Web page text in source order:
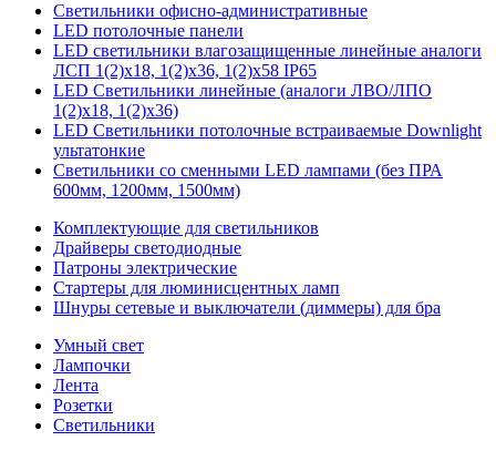
Светильники офисно-административные
LED потолочные панели
LED светильники влагозащищенные линейные аналоги
ЛСП 1(2)х18, 1(2)х36, 1(2)х58 IP65
LED Светильники линейные (аналоги ЛВО/ЛПО
1(2)х18, 1(2)х36)
LED Светильники потолочные встраиваемые Downlight
ультатонкие
Светильники со сменными LED лампами (без ПРА
600мм, 1200мм, 1500мм)
Комплектующие для светильников
Драйверы светодиодные
Патроны электрические
Стартеры для люминисцентных ламп
Шнуры сетевые и выключатели (диммеры) для бра
Умный свет
Лампочки
Лента
Розетки
Светильники